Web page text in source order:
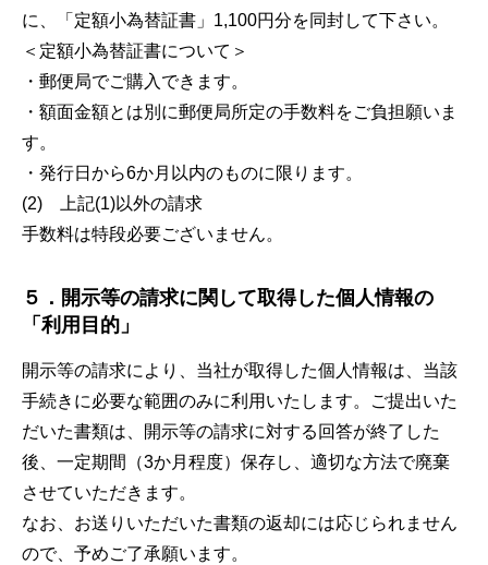
に、「定額小為替証書」1,100円分を同封して下さい。
＜定額小為替証書について＞
・郵便局でご購入できます。
・額面金額とは別に郵便局所定の手数料をご負担願いま
す。
・発行日から6か月以内のものに限ります。
(2) 上記(1)以外の請求
手数料は特段必要ございません。
５．開示等の請求に関して取得した個人情報の
「利用目的」
開示等の請求により、当社が取得した個人情報は、当該
手続きに必要な範囲のみに利用いたします。ご提出いた
だいた書類は、開示等の請求に対する回答が終了した
後、一定期間（3か月程度）保存し、適切な方法で廃棄
させていただきます。
なお、お送りいただいた書類の返却には応じられません
ので、予めご了承願います。